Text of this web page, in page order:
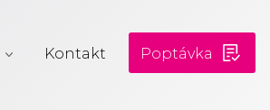
Kontakt Poptávka